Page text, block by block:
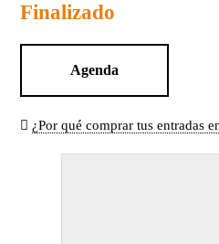
Finalizado
Agenda
¿Por qué comprar tus entradas